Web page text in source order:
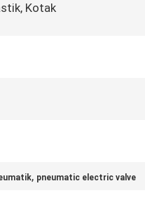
Kotak
, pneumatic electric valve